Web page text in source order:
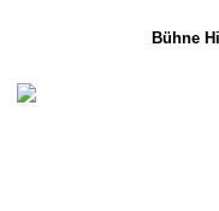
Bühne